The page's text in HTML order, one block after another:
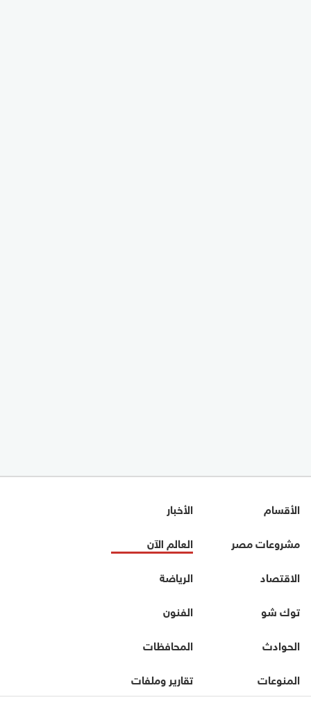
الأقسام
الأخبار
مشروعات مصر
العالم الآن
الاقتصاد
الرياضة
توك شو
الفنون
الحوادث
المحافظات
المنوعات
تقارير وملفات